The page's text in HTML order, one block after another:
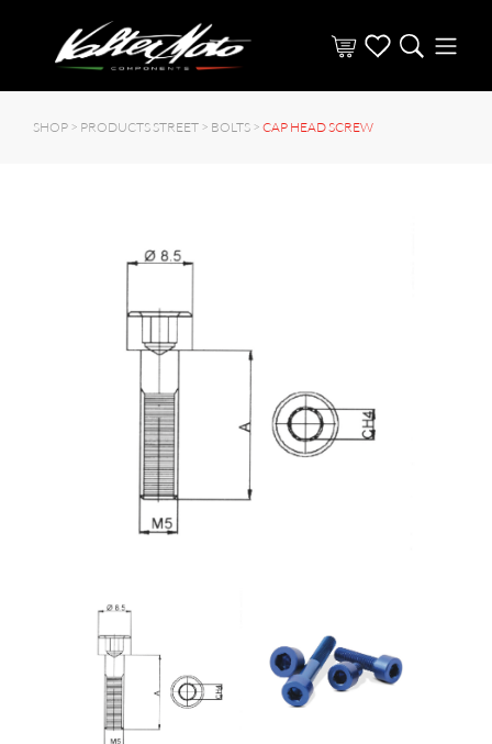
SHOP > PRODUCTS STREET > BOLTS > CAP HEAD SCREW